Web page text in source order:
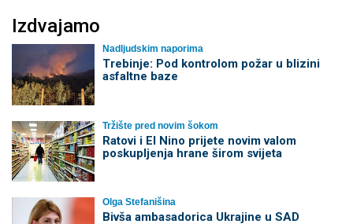
Izdvajamo
Nadljudskim naporima
Trebinje: Pod kontrolom požar u blizini
asfaltne baze
Tržište pred novim šokom
Ratovi i El Nino prijete novim valom
poskupljenja hrane širom svijeta
Olga Stefanišina
Bivša ambasadorica Ukrajine u SAD